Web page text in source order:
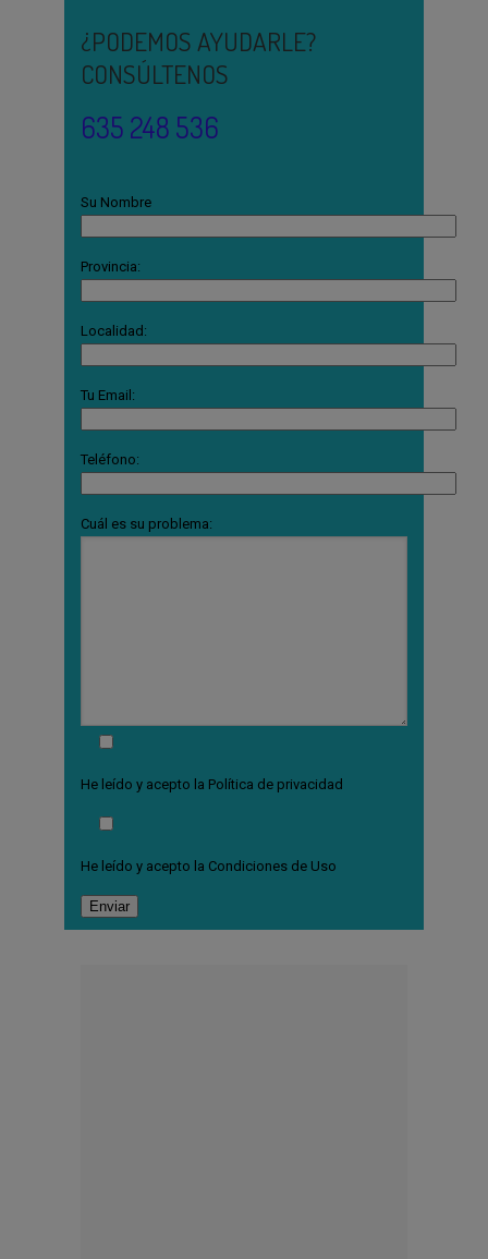
¿PODEMOS AYUDARLE?
CONSÚLTENOS
635 248 536
Su Nombre
Provincia:
Localidad:
Tu Email:
Teléfono:
Cuál es su problema:
He leído y acepto la Política de privacidad
He leído y acepto la Condiciones de Uso